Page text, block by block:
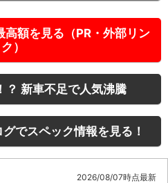
高額を見る（PR・外部リン
ク）
？ 新車不足で人気沸騰
グでスペック情報を見る！
2026/08/07時点最新